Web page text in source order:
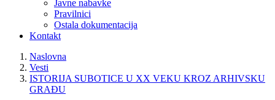
Javne nabavke
Pravilnici
Ostala dokumentacija
Kontakt
Naslovna
Vesti
ISTORIJA SUBOTICE U XX VEKU KROZ ARHIVSKU
GRAĐU